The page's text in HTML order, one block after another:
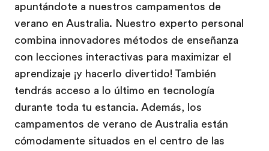
apuntándote a nuestros campamentos de
verano en Australia. Nuestro experto personal
combina innovadores métodos de enseñanza
con lecciones interactivas para maximizar el
aprendizaje ¡y hacerlo divertido! También
tendrás acceso a lo último en tecnología
durante toda tu estancia. Además, los
campamentos de verano de Australia están
cómodamente situados en el centro de las